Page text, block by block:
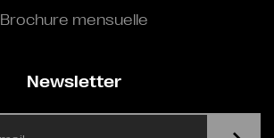
Brochure mensuelle
Newsletter